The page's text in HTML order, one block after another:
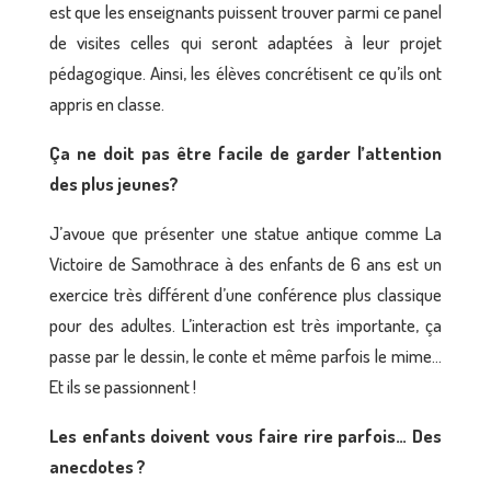
est que les enseignants puissent trouver parmi ce panel
de visites celles qui seront adaptées à leur projet
pédagogique. Ainsi, les élèves concrétisent ce qu’ils ont
appris en classe.
Ça ne doit pas être facile de garder l’attention
des plus jeunes?
J’avoue que présenter une statue antique commeLa
Victoire de Samothrace à des enfants de 6 ans est un
exercice très différent d’une conférence plus classique
pour des adultes. L’interaction est très importante, ça
passe par le dessin, le conte et même parfois le mime…
Et ils se passionnent !
Les enfants doivent vous faire rire parfois… Des
anecdotes ?